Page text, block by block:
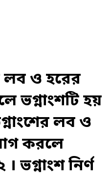
লব ও হরের
ভগ্নাংশটি হয়
লব ও
করলে
ভগ্নাংশ নির্ণ